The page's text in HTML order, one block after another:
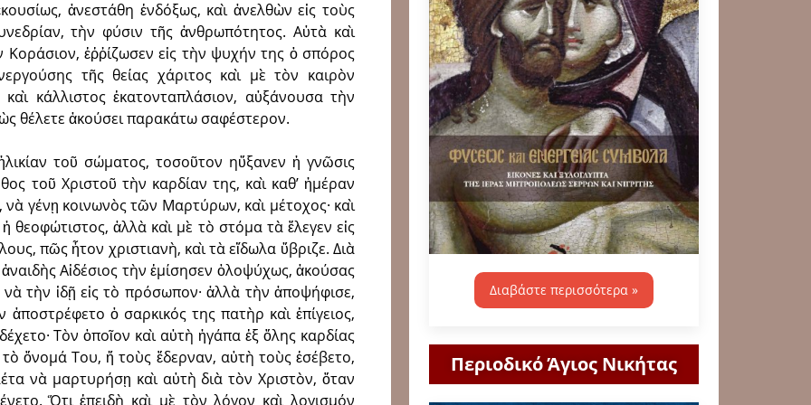
ἀνεστάθη ἐνδόξως, καὶ ἀνελθὼν εἰς τοὺς
τὴν φύσιν τῆς ἀνθρωπότητος. Αὐτὰ καὶ
ἐῤῥίζωσεν εἰς τὴν ψυχήν της ὁ σπόρος
τῆς θείας χάριτος καὶ μὲ τὸν καιρὸν
κάλλιστος ἑκατονταπλάσιον, αὐξάνουσα τὴν
θέλετε ἀκούσει παρακάτω σαφέστερον.
τοῦ σώματος, τοσοῦτον ηὔξανεν ἡ γνῶσις
τοῦ Χριστοῦ τὴν καρδίαν της, καὶ καθ’ ἡμέραν
γένῃ κοινωνὸς τῶν Μαρτύρων, καὶ μέτοχος· καὶ
θεοφώτιστος, ἀλλὰ καὶ μὲ τὸ στόμα τὰ ἔλεγεν εἰς
πῶς ἦτον χριστιανὴ, καὶ τὰ εἴδωλα ὕβριζε. Διὰ
Αἰδέσιος τὴν ἐμίσησεν ὁλοψύχως, ἀκούσας
τὴν ἰδῇ εἰς τὸ πρόσωπον· ἀλλὰ τὴν ἀποψήφισε,
ὁ σαρκικός της πατὴρ καὶ ἐπίγειος,
Τὸν ὁποῖον καὶ αὐτὴ ἠγάπα ἐξ ὅλης καρδίας
ὄνομά Του, ἤ τοὺς ἔδερναν, αὐτὴ τοὺς ἐσέβετο,
νὰ μαρτυρήσῃ καὶ αὐτὴ διὰ τὸν Χριστὸν, ὅταν
Ὅτι ἐπειδὴ καὶ μὲ τὸν λόγον καὶ λογισμόν
Διαβάστε περισσότερα »
Περιοδικό Άγιος Νικήτας